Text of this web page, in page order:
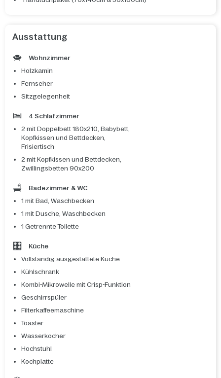
Ausstattung
Wohnzimmer
Holzkamin
Fernseher
Sitzgelegenheit
4 Schlafzimmer
2 mit Doppelbett 180x210, Babybett,
Kopfkissen und Bettdecken,
Frisiertisch
2 mit Kopfkissen und Bettdecken,
Zwillingsbetten 90x200
Badezimmer & WC
1 mit Bad, Waschbecken
1 mit Dusche, Waschbecken
1 Getrennte Toilette
Küche
Vollständig ausgestattete Küche
Kühlschrank
Kombi-Mikrowelle mit Crisp-Funktion
Geschirrspüler
Filterkaffeemaschine
Toaster
Wasserkocher
Hochstuhl
Kochplatte